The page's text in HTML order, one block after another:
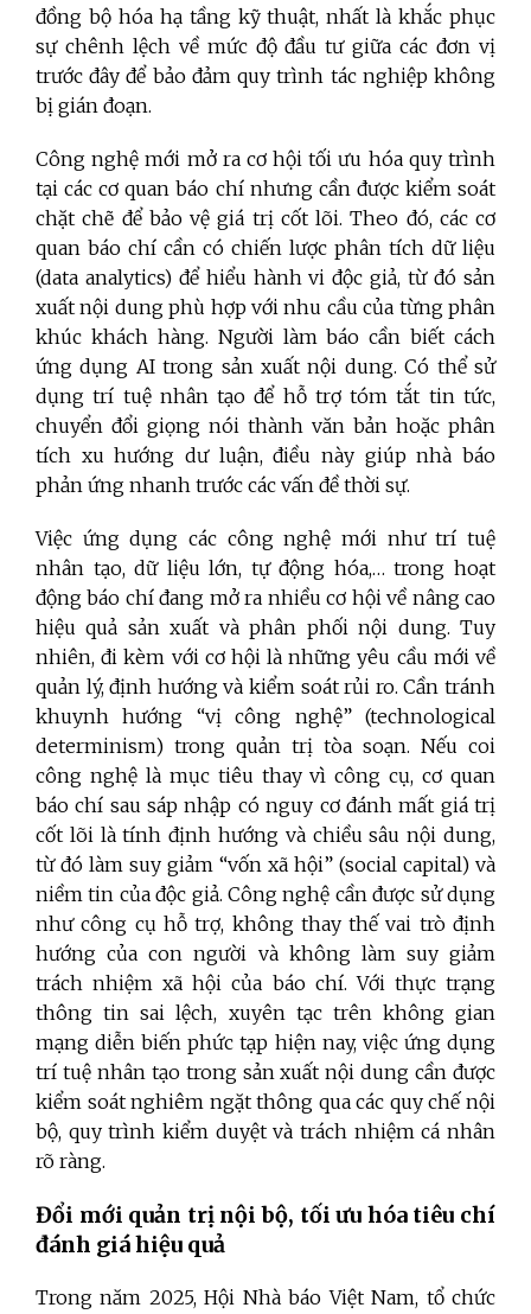
đồng bộ hóa hạ tầng kỹ thuật, nhất là khắc phục
sự chênh lệch về mức độ đầu tư giữa các đơn vị
trước đây để bảo đảm quy trình tác nghiệp không
bị gián đoạn.
Công nghệ mới mở ra cơ hội tối ưu hóa quy trình
tại các cơ quan báo chí nhưng cần được kiểm soát
chặt chẽ để bảo vệ giá trị cốt lõi. Theo đó, các cơ
quan báo chí cần có chiến lược phân tích dữ liệu
(data analytics) để hiểu hành vi độc giả, từ đó sản
xuất nội dung phù hợp với nhu cầu của từng phân
khúc khách hàng. Người làm báo cần biết cách
ứng dụng AI trong sản xuất nội dung. Có thể sử
dụng trí tuệ nhân tạo để hỗ trợ tóm tắt tin tức,
chuyển đổi giọng nói thành văn bản hoặc phân
tích xu hướng dư luận, điều này giúp nhà báo
phản ứng nhanh trước các vấn đề thời sự.
Việc ứng dụng các công nghệ mới như trí tuệ
nhân tạo, dữ liệu lớn, tự động hóa,… trong hoạt
động báo chí đang mở ra nhiều cơ hội về nâng cao
hiệu quả sản xuất và phân phối nội dung. Tuy
nhiên, đi kèm với cơ hội là những yêu cầu mới về
quản lý, định hướng và kiểm soát rủi ro. Cần tránh
khuynh hướng “vị công nghệ” (technological
determinism) trong quản trị tòa soạn. Nếu coi
công nghệ là mục tiêu thay vì công cụ, cơ quan
báo chí sau sáp nhập có nguy cơ đánh mất giá trị
cốt lõi là tính định hướng và chiều sâu nội dung,
từ đó làm suy giảm “vốn xã hội” (social capital) và
niềm tin của độc giả. Công nghệ cần được sử dụng
như công cụ hỗ trợ, không thay thế vai trò định
hướng của con người và không làm suy giảm
trách nhiệm xã hội của báo chí. Với thực trạng
thông tin sai lệch, xuyên tạc trên không gian
mạng diễn biến phức tạp hiện nay, việc ứng dụng
trí tuệ nhân tạo trong sản xuất nội dung cần được
kiểm soát nghiêm ngặt thông qua các quy chế nội
bộ, quy trình kiểm duyệt và trách nhiệm cá nhân
rõ ràng.
Đổi mới quản trị nội bộ, tối ưu hóa tiêu chí
đánh giá hiệu quả
Trong năm 2025, Hội Nhà báo Việt Nam, tổ chức